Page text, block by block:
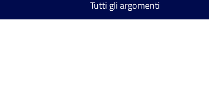
Tutti gli argomenti